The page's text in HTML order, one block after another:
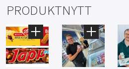
PRODUKTNYTT